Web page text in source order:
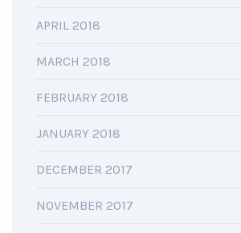
APRIL 2018
MARCH 2018
FEBRUARY 2018
JANUARY 2018
DECEMBER 2017
NOVEMBER 2017